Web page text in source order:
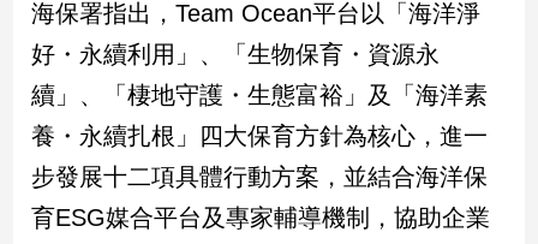
南
台
灣
觀
點
海保署指出，Team Ocean平台以「海洋淨
好・永續利用」、「生物保育・資源永
續」、「棲地守護・生態富裕」及「海洋素
養・永續扎根」四大保育方針為核心，進一
步發展十二項具體行動方案，並結合海洋保
育ESG媒合平台及專家輔導機制，協助企業